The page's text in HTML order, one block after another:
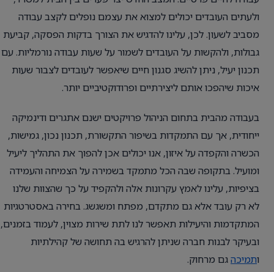
ולעתים העובדים יכולים למצוא את עצמם נופלים לקצב עבודה
מסביב לשעון. לכן, עלינו להדגיש את הצורך בדקות הפסקה, קביעת
גבולות, ולהקשות על העובדים לשמור על שעות עבודה נורמליות. עם
תכנון יעיל, ניתן להשיג סגנון חיים שיאפשר לעובדים לצבור שעות
איכות שיהפכו אותם ליצירתיים ופרודוקטיביים יותר.
בעבודה מהבית בתחום הניהול פרויקטים ישנם אתגרים ודינמיקה
ייחודית, אך עם התמקדות בשיפור התקשורת, תכנון נכון, גמישות,
הכשרה והקפדה על איזון, אנו יכולים אכן להפוך את התהליך ליעיל
ומועיל. בתקופה שבה הכל מתמקד בשמירה על הצמיחה והעמידה
בציפיות, עלינו לאמץ עקרונות אלה ולהקפיד על כך שהצוות שלנו
לא רק עובד אלא גם מתקדם, מפתח ומשגשג. בחירה באסטרטגיות
המתקדמות והיעילות תאפשר לנו לתת שירות מצוין, לעמוד בזמנים,
ובעיקר לבנות חברה שניתן להרגיש בה תחושה של קהילתיות
ותמיכהגם מרחוק.